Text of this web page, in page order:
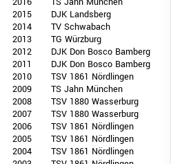
2015
DJK Landsberg
2014
TV Schwabach
2013
TG Würzburg
2012
DJK Don Bosco Bamberg
2011
DJK Don Bosco Bamberg
2010
TSV 1861 Nördlingen
2009
TS Jahn München
2008
TSV 1880 Wasserburg
2007
TSV 1880 Wasserburg
2006
TSV 1861 Nördlingen
2005
TSV 1861 Nördlingen
2004
TSV 1861 Nördlingen